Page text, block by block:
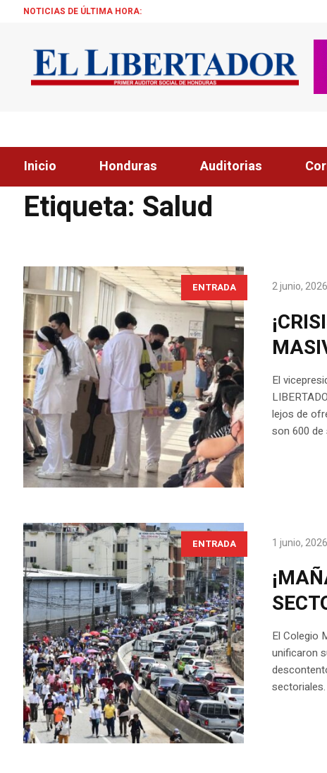
NOTICIAS DE ÚLTIMA HORA: ¡ÉXITO! BECAS
Inicio Honduras Auditorias
Etiqueta: Salud
ENTRADA 2 junio, 2026
El
lejos de
son 600
ENTRADA 1 junio, 2026
El Colegio
unificaron
sectoriales.